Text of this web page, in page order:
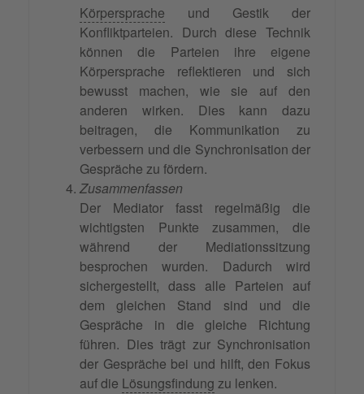
Körpersprache und Gestik der
Konfliktparteien. Durch diese Technik
können die Parteien ihre eigene
Körpersprache reflektieren und sich
bewusst machen, wie sie auf den
anderen wirken. Dies kann dazu
beitragen, die Kommunikation zu
verbessern und die Synchronisation der
Gespräche zu fördern.
Zusammenfassen
Der Mediator fasst regelmäßig die
wichtigsten Punkte zusammen, die
während der Mediationssitzung
besprochen wurden. Dadurch wird
sichergestellt, dass alle Parteien auf
dem gleichen Stand sind und die
Gespräche in die gleiche Richtung
führen. Dies trägt zur Synchronisation
der Gespräche bei und hilft, den Fokus
auf die Lösungsfindung zu lenken.